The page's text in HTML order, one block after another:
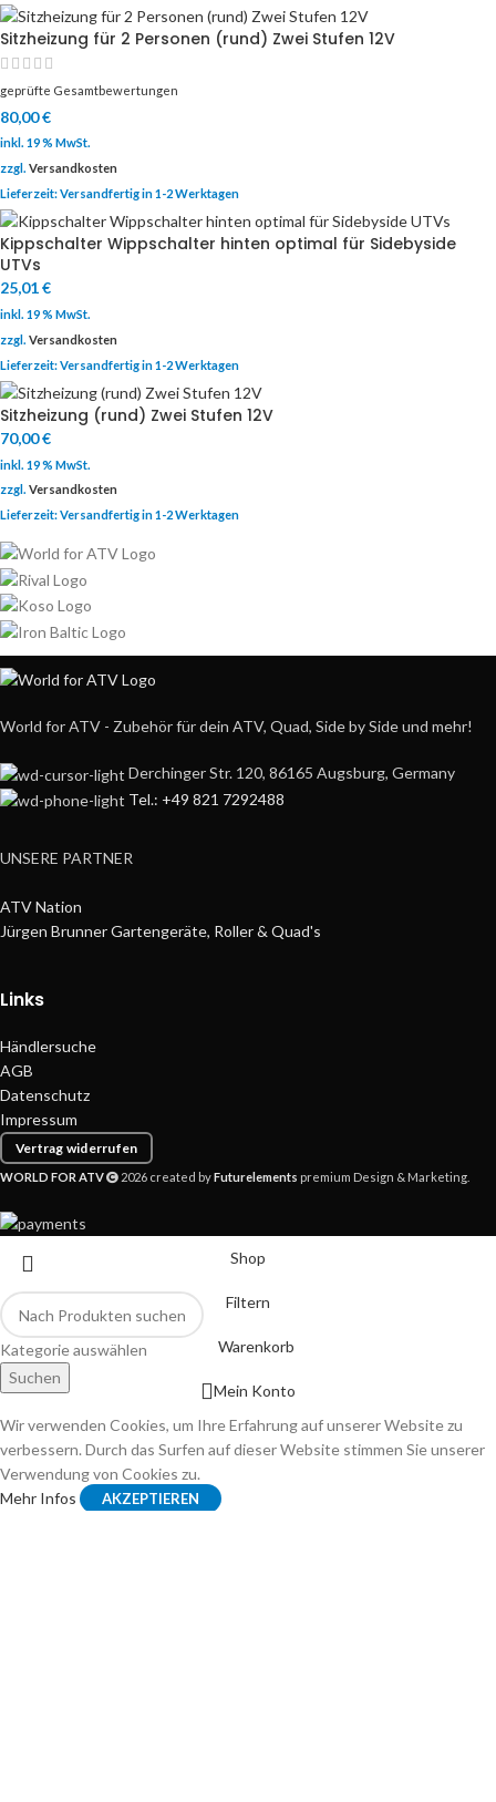
Sitzheizung für 2 Personen (rund) Zwei Stufen 12V
geprüfte Gesamtbewertungen
80,00€
inkl. 19 % MwSt.
zzgl. Versandkosten
Lieferzeit:Versandfertig in 1-2 Werktagen
Kippschalter Wippschalter hinten optimal für Sidebyside
UTVs
25,01€
inkl. 19 % MwSt.
zzgl. Versandkosten
Lieferzeit:Versandfertig in 1-2 Werktagen
Sitzheizung (rund) Zwei Stufen 12V
70,00€
inkl. 19 % MwSt.
zzgl. Versandkosten
Lieferzeit:Versandfertig in 1-2 Werktagen
World for ATV - Zubehör für dein ATV, Quad, Side by Side und mehr!
Derchinger Str. 120, 86165 Augsburg, Germany
Tel.: +49 821 7292488
UNSERE PARTNER
ATV Nation
Jürgen Brunner Gartengeräte, Roller & Quad's
Links
Händlersuche
AGB
Datenschutz
Impressum
Vertrag widerrufen
WORLD FOR ATV 2026 created byFuturelements premium Design & Marketing.
Kategorie auswählen
Suchen
Shop
Filtern
Warenkorb
Mein Konto
Wir verwenden Cookies, um Ihre Erfahrung auf unserer Website zu
verbessern. Durch das Surfen auf dieser Website stimmen Sie unserer
Verwendung von Cookies zu.
Mehr Infos
AKZEPTIEREN